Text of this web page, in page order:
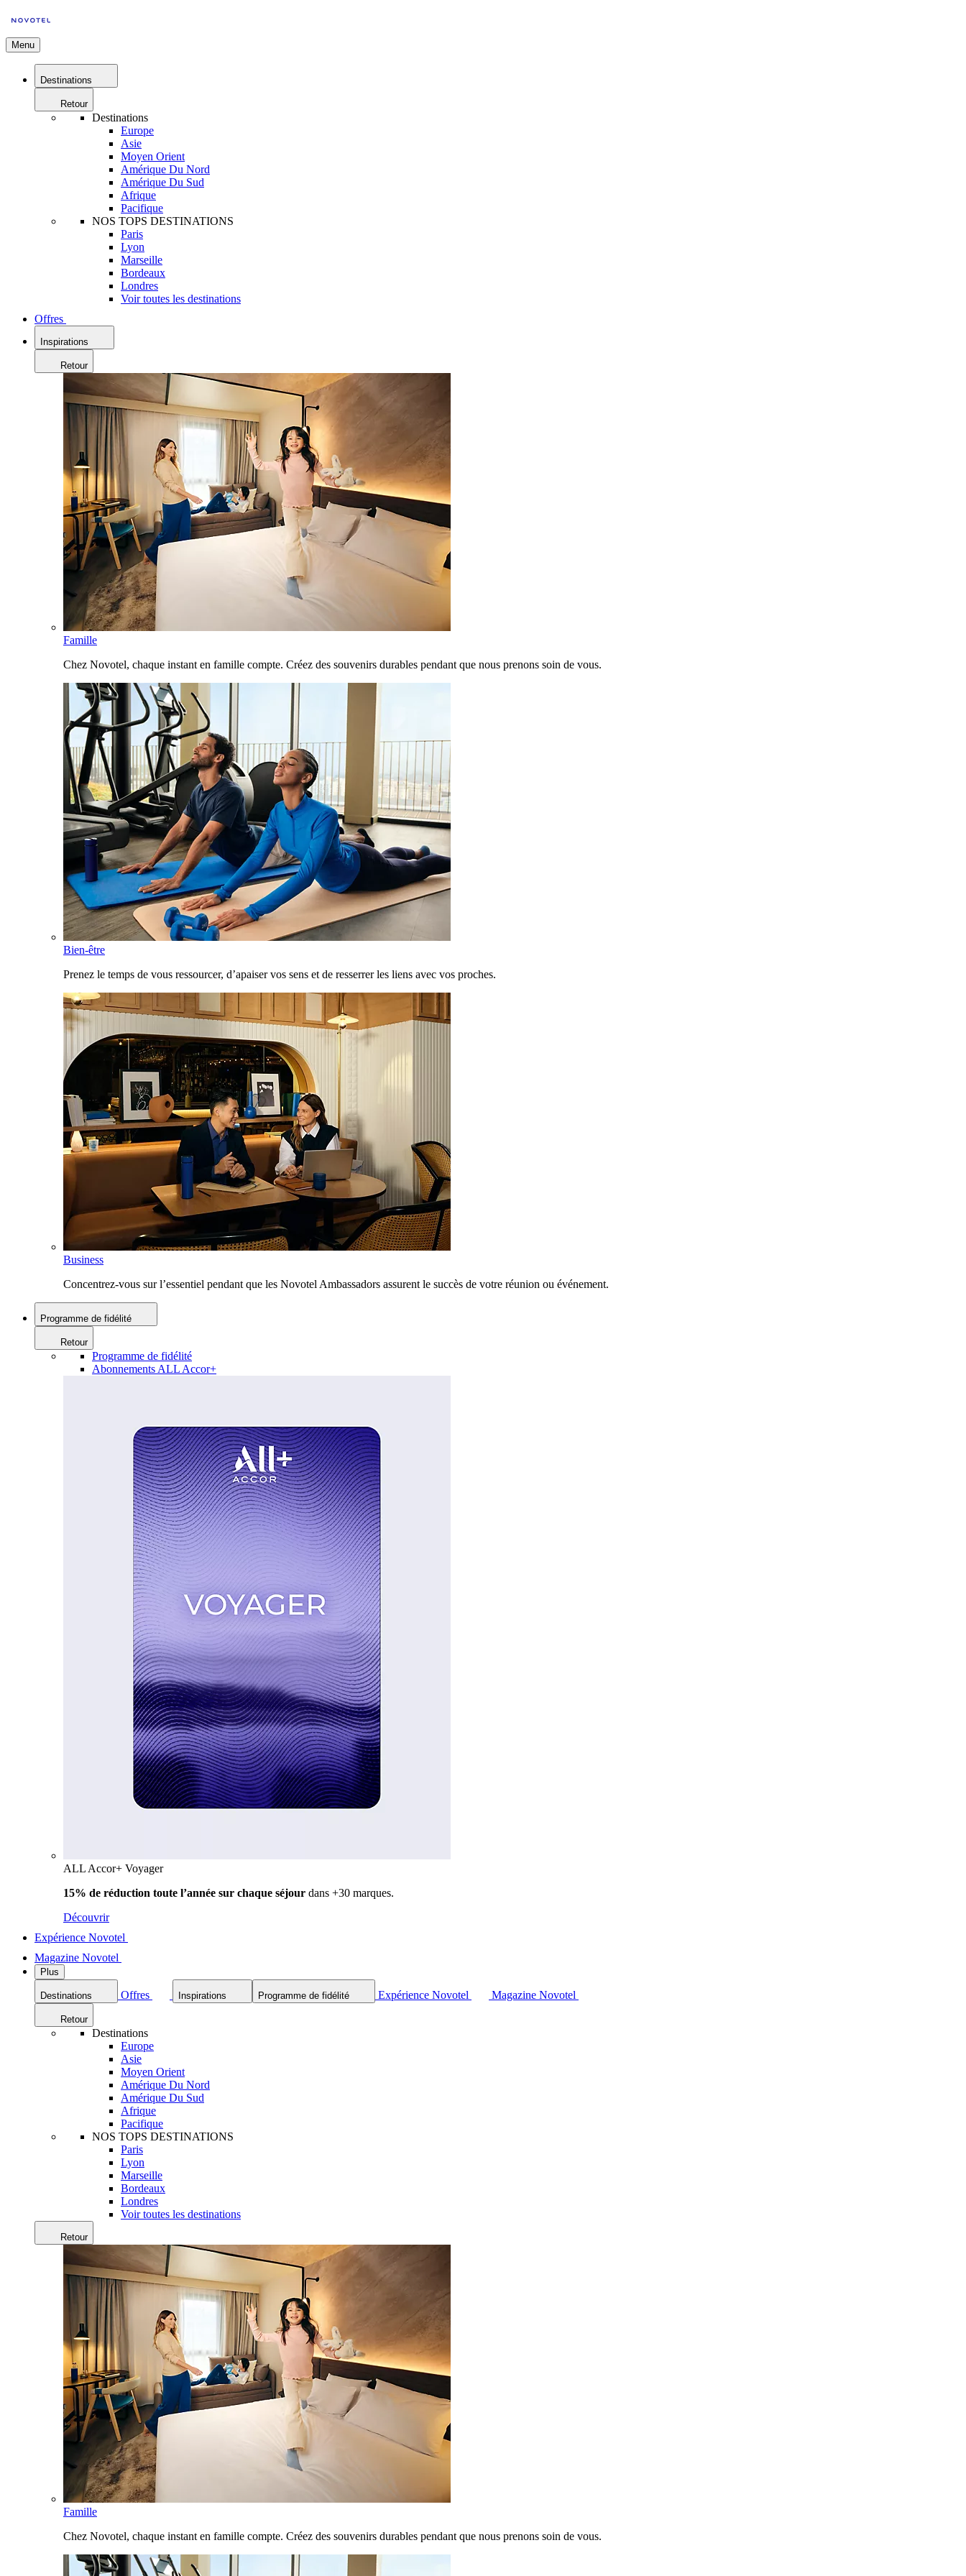
Menu
Destinations
Retour
Destinations
Europe
Asie
Moyen Orient
Amérique Du Nord
Amérique Du Sud
Afrique
Pacifique
NOS TOPS DESTINATIONS
Paris
Lyon
Marseille
Bordeaux
Londres
Voir toutes les destinations
Offres
Inspirations
Retour
Famille
Chez Novotel, chaque instant en famille compte. Créez des souvenirs durables pendant que nous prenons soin de vous.
Bien-être
Prenez le temps de vous ressourcer, d’apaiser vos sens et de resserrer les liens avec vos proches.
Business
Concentrez-vous sur l’essentiel pendant que les Novotel Ambassadors assurent le succès de votre réunion ou événement.
Programme de fidélité
Retour
Programme de fidélité
Abonnements ALL Accor+
ALL Accor+ Voyager
15% de réduction toute l’année sur chaque séjour dans +30 marques.
Découvrir
Expérience Novotel
Magazine Novotel
Plus
Destinations Offres Inspirations Programme de fidélité Expérience Novotel Magazine Novotel
Retour
Destinations
Europe
Asie
Moyen Orient
Amérique Du Nord
Amérique Du Sud
Afrique
Pacifique
NOS TOPS DESTINATIONS
Paris
Lyon
Marseille
Bordeaux
Londres
Voir toutes les destinations
Retour
Famille
Chez Novotel, chaque instant en famille compte. Créez des souvenirs durables pendant que nous prenons soin de vous.